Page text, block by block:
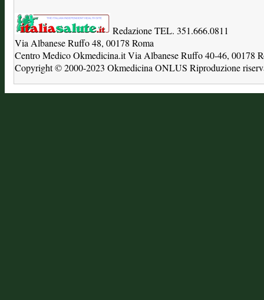
Redazione TEL. 351.666.0811
Via Albanese Ruffo 48, 00178 Roma
Centro Medico Okmedicina.it Via Albanese Ruffo 40-46, 00178
Copyright © 2000-2023 Okmedicina ONLUS Riproduzione